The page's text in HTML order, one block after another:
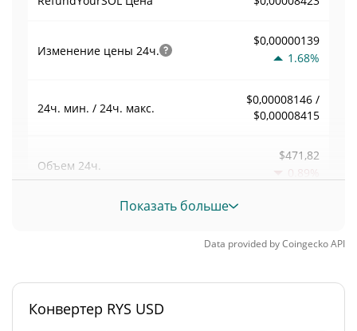
Изменение цены 24ч.
$0,00000139
1.68%
24ч. мин. / 24ч. макс.
$0,00008146 /
$0,00008415
Объем 24ч.
$471,82
0.89%
Объем / Рыночная
Рейтинг
Показать больше
Data provided byCoingeckoAPI
Конвертер RYS USD